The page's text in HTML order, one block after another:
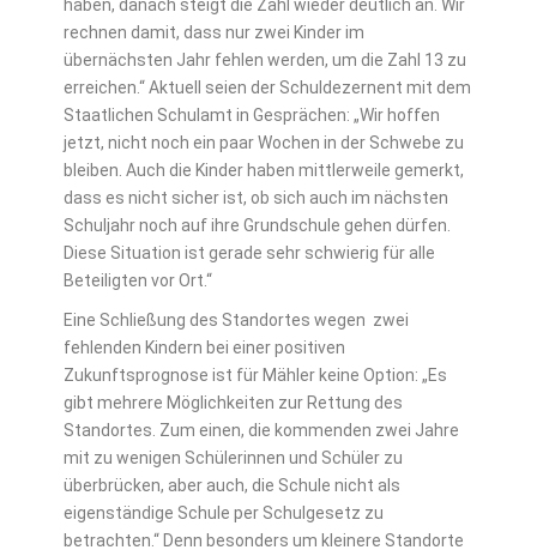
haben, danach steigt die Zahl wieder deutlich an. Wir
rechnen damit, dass nur zwei Kinder im
übernächsten Jahr fehlen werden, um die Zahl 13 zu
erreichen.“ Aktuell seien der Schuldezernent mit dem
Staatlichen Schulamt in Gesprächen: „Wir hoffen
jetzt, nicht noch ein paar Wochen in der Schwebe zu
bleiben. Auch die Kinder haben mittlerweile gemerkt,
dass es nicht sicher ist, ob sich auch im nächsten
Schuljahr noch auf ihre Grundschule gehen dürfen.
Diese Situation ist gerade sehr schwierig für alle
Beteiligten vor Ort.“
Eine Schließung des Standortes wegen zwei
fehlenden Kindern bei einer positiven
Zukunftsprognose ist für Mähler keine Option: „Es
gibt mehrere Möglichkeiten zur Rettung des
Standortes. Zum einen, die kommenden zwei Jahre
mit zu wenigen Schülerinnen und Schüler zu
überbrücken, aber auch, die Schule nicht als
eigenständige Schule per Schulgesetz zu
betrachten.“ Denn besonders um kleinere Standorte